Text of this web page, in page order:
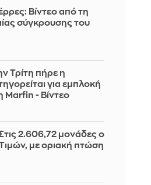
Βίντεο από τη
σύγκρουσης του
Τρίτη πήρε η
για εμπλοκή
Marfin - Βίντεο
2.606,72 μονάδες ο
Τιμών, με οριακή πτώση